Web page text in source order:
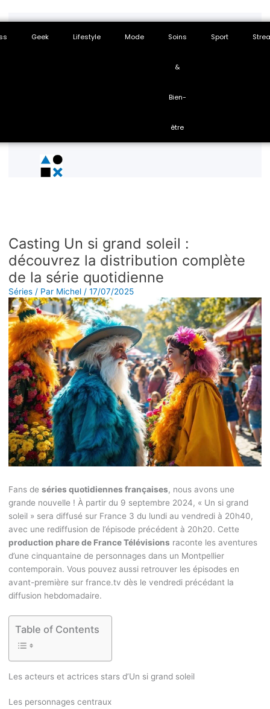
Geek Lifestyle Mode Soins
&
Bien-
être
Sport
Casting Un si grand soleil :
découvrez la distribution complète
de la série quotidienne
Séries/ Par Michel / 17/07/2025
Fans de séries quotidiennes françaises, nous avons une
grande nouvelle ! À partir du 9 septembre 2024, « Un si grand
soleil » sera diffusé sur France 3 du lundi au vendredi à 20h40,
avec une rediffusion de l’épisode précédent à 20h20. Cette
production phare de France Télévisions raconte les aventures
d’une cinquantaine de personnages dans un Montpellier
contemporain. Vous pouvez aussi retrouver les épisodes en
avant-première sur france.tv dès le vendredi précédant la
diffusion hebdomadaire.
Table of Contents
Les acteurs et actrices stars d’Un si grand soleil
Les personnages centraux